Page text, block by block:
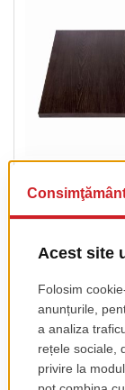
pret de
174.00
PRODUSE